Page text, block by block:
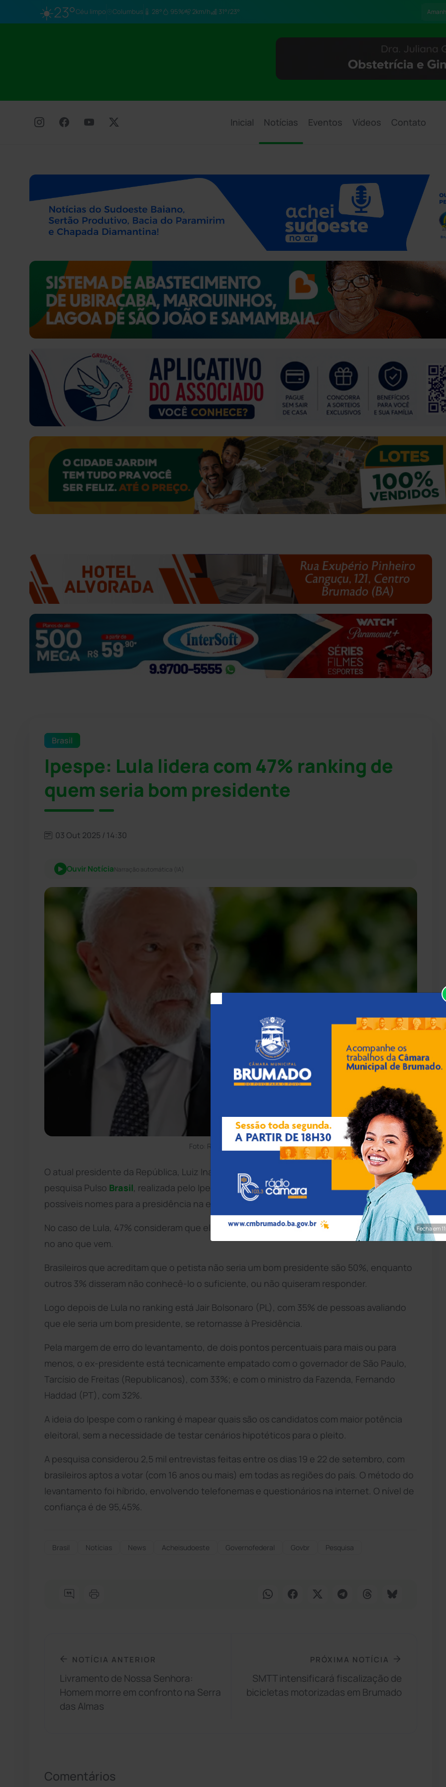
☀️23°Céu limpo Columbus 28° 95% 2km/h 31°/23°
Inicial Notícias Eventos Vídeos Contato
Brasil
Ipespe: Lula lidera com 47% ranking de
quem seria bom presidente
03 Out 2025 / 14:30
Ouvir NotíciaNarração automática (IA)
Foto: Ricardo Stuckert/PR
O atual presidente da República, Luiz Inácio Lula da Silva (PT), lidera o ranking da
pesquisa Pulso Brasil, realizada pelo Ipespe, que mapeia o nível de aprovação de
possíveis nomes para a presidência na eleição de 2026.
No caso de Lula, 47% consideram que ele seria um bom chefe do Executivo, caso reeleito
no ano que vem.
Brasileiros que acreditam que o petista não seria um bom presidente são 50%, enquanto
outros 3% disseram não conhecê-lo o suficiente, ou não quiseram responder.
Logo depois de Lula no ranking está Jair Bolsonaro (PL), com 35% de pessoas avaliando
que ele seria um bom presidente, se retornasse à Presidência.
Pela margem de erro do levantamento, de dois pontos percentuais para mais ou para
menos, o ex-presidente está tecnicamente empatado com o governador de São Paulo,
Tarcísio de Freitas (Republicanos), com 33%; e com o ministro da Fazenda, Fernando
Haddad (PT), com 32%.
A ideia do Ipespe com o ranking é mapear quais são os candidatos com maior potência
eleitoral, sem a necessidade de testar cenários hipotéticos para o pleito.
A pesquisa considerou 2,5 mil entrevistas feitas entre os dias 19 e 22 de setembro, com
brasileiros aptos a votar (com 16 anos ou mais) em todas as regiões do país. O método do
levantamento foi híbrido, envolvendo telefonemas e questionários na internet. O nível de
confiança é de 95,45%.
Brasil Notícias News Acheisudoeste Governofederal Govbr Pesquisa
NOTÍCIA ANTERIOR
Livramento de Nossa Senhora:
Homem morre em confronto na Serra
das Almas
PRÓXIMA NOTÍCIA
SMTT intensificará fiscalização de
bicicletas motorizadas em Brumado
Comentários
Fecha em